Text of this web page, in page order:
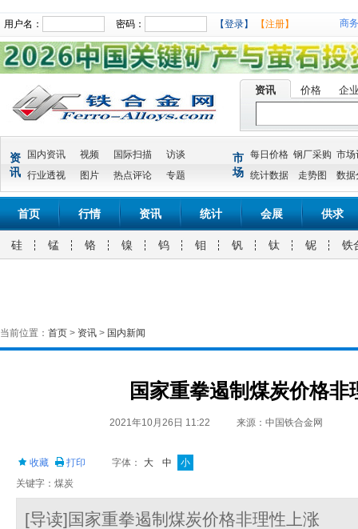
用户名： 密码： 【登录】 【注册】 商
资讯 价格 企
资
讯
国内资讯 视频 国际扫描
访谈
行业透视
图片 热点评论 专题
市
场
每日价格 钢厂采购 市场
统计数据
走势图 数据
首页 行情 资讯 统计 会展 供求
硅 锰 铬 镍 钨 钼 钒 钛 铌 铁
当前位置： 首页 > 资讯 > 国内新闻
国家重拳遏制煤炭价格非
2021年10月26日 11:22 来源：中国铁合金网
收藏 打印 字体： 大 中
小
关键字：煤炭
[导读]国家重拳遏制煤炭价格非理性上涨